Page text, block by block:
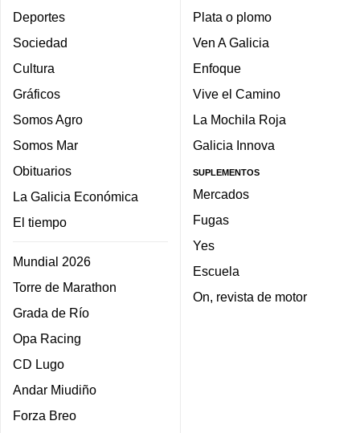
Deportes
Sociedad
Cultura
Gráficos
Somos Agro
Somos Mar
Obituarios
La Galicia Económica
El tiempo
Mundial 2026
Torre de Marathon
Grada de Río
Opa Racing
CD Lugo
Andar Miudiño
Forza Breo
Plata o plomo
Ven A Galicia
Enfoque
Vive el Camino
La Mochila Roja
Galicia Innova
SUPLEMENTOS
Mercados
Fugas
Yes
Escuela
On, revista de motor